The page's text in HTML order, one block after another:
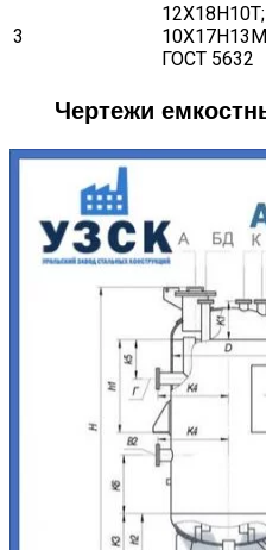
3
12Х18Н10Т;
ГОСТ 5632
Чертежи